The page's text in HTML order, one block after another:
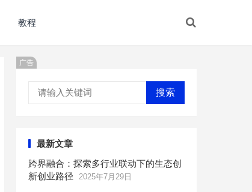
教程
广告
搜索
最新文章
跨界融合：探索多行业联动下的生态创
新创业路径
2025年7月29日